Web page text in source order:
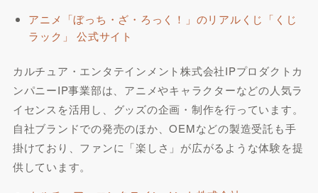
アニメ「ぼっち・ざ・ろっく！」のリアルくじ「くじ
ラック」 公式サイト
カルチュア・エンタテインメント株式会社IPプロダクトカ
ンパニーIP事業部は、アニメやキャラクターなどの人気ラ
イセンスを活用し、グッズの企画・制作を行っています。
自社ブランドでの発売のほか、OEMなどの製造受託も手
掛けており、ファンに「楽しさ」が広がるような体験を提
供しています。